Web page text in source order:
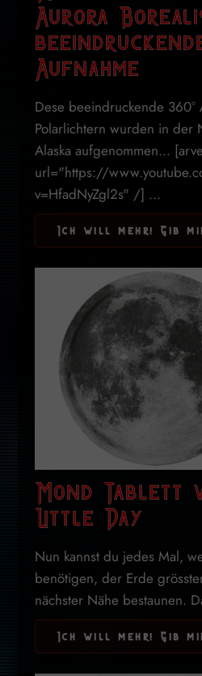
Aurora
Aufnahme
Dese beeindruckende 360°
Polarlichtern wurden in der
Alaska aufgenommen... [arve
url="https://
v=HfadNyZgl2s" /] ...
Ich will mehr! Gib
Mond Tablett
Little Day
Nun kannst du jedes Mal,
benötigen, der Erde
nächster Nähe bestaunen.
Ich will mehr! Gib